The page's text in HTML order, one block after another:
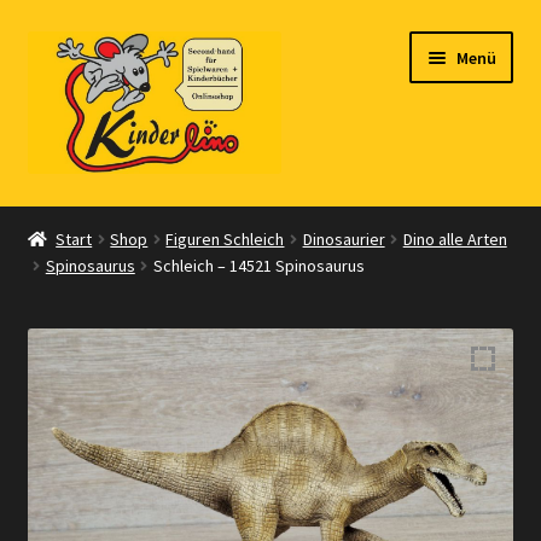
Navigation
springen
Zum
Inhalt
springen
Menü
Start
Vertrag widerrufen
Shop
Warenkorb
Kasse
Zahlungsarten
Start Shop Figuren Schleich Dinosaurier
Dino alle Arten
Spinosaurus
Schleich – 14521 Spinosaurus